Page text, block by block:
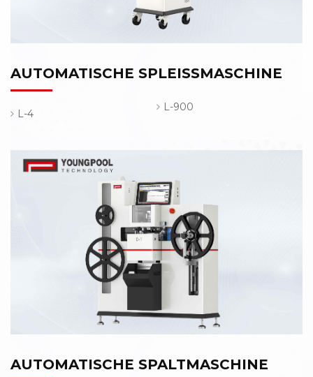
AUTOMATISCHE SPLEISSMASCHINE
L-4
L-900
AUTOMATISCHE SPALTMASCHINE